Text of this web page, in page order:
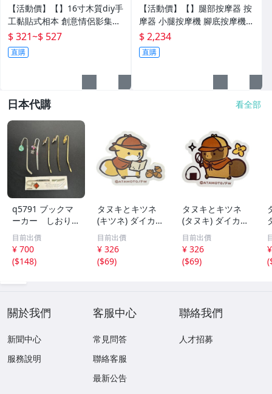
【活動價】【】16寸木質diy手
工黏貼式相本 創意情侶影集紀
念收藏冊送男女朋友
$ 321~$ 527
直購
【活動價】【】腿部按摩器 按
摩器 小腿按摩機 腳底按摩機
深層按摩軟體全自動足療機穴
位揉捏家用按腳器腳部腿部足
底足部腳底
$ 2,234
直購
日本代購 看全部
q5791 ブックマ
ーカー しおり
蝶々・猫 モチー
フなど まとめ売
り
目前出價
¥ 700
($148)
タヌキとキツネ
(キツネ) ダイカッ
トステッカー 文
具 日本製
目前出價
¥ 326
($69)
タヌキとキツネ
(タヌキ) ダイカッ
トステッカー 文
具 日本製
目前出價
¥ 326
($69)
(
關於我們
新聞中心
服務說明
客服中心
常見問答
聯絡客服
最新公告
聯絡我們
人才招募